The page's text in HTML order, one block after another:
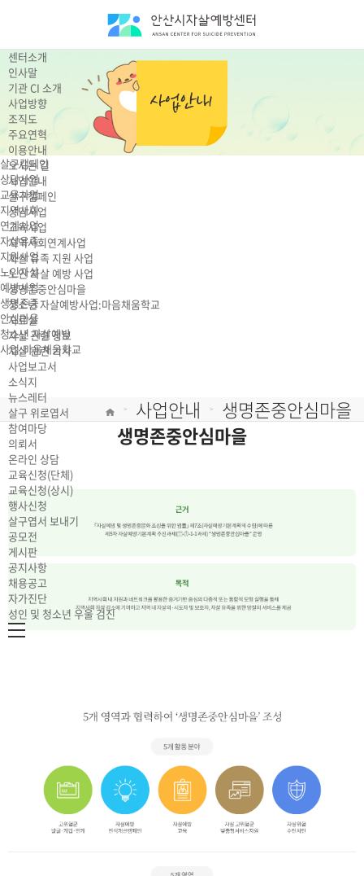
센터소개
인사말
기관 CI 소개
사업방향
조직도
주요연혁
이용안내
오시는 길
사업안내
살구캠페인
상담사업
교육사업
지역사회연계사업
자살 유족 지원 사업
노인 자살 예방 사업
생명존중안심마을
청소년 자살예방사업:마음채움학교
자료실
자살 관련 정보
자살 관련 기사
사업보고서
소식지
뉴스레터
살구 위로엽서
참여마당
의뢰서
온라인 상담
교육신청(단체)
교육신청(상시)
행사신청
살구엽서 보내기
공모전
게시판
공지사항
채용공고
자가진단
성인 및 청소년 우울 검진
살구캠페인
상담사업
교육사업
지역사회
연계사업
자살유족
지원사업
노인자살
예방사업
생명존중
안심마을
청소년 자살예방
사업:마음채움학교
> 사업안내 >
생명존중안심마을
생명존중안심마을